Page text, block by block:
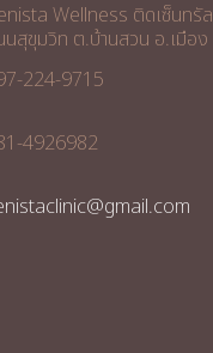
Wellness ติดเซ็นทรั
นสุขุมวิท ต.บ้านสวน อ.เมือ
224-9715
4926982